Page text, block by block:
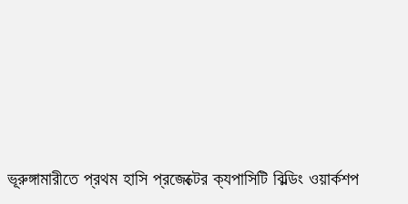
ভূরুঙ্গামারীতে প্রথম হাসি প্রজেক্টের ক্যপাসিটি বিল্ডিং ওয়ার্কশপ